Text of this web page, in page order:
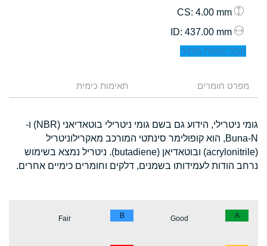
: 4.00 mm
: 437.00 mm
קבל הצעת מחיר
מפרט חומרים תאימות כימית
גומי ניטרילי, הידוע גם בשם גומי ניטרילי בוטאדיאני (NBR) ו-
Buna-N, הוא קופולימר סינתטי המורכב מאקרילוניטריל
(acrylonitrile) ובוטאדיאן (butadiene). ניטריל נמצא בשימוש
נרחב הודות לעמידותו בשמנים, דלקים וחומרים כימיים אחרים.
A
Good
B
Fair